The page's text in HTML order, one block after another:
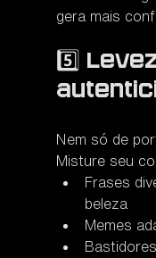
gera mais
5️⃣
Nem só de
Misture seu
Frases
beleza
Memes